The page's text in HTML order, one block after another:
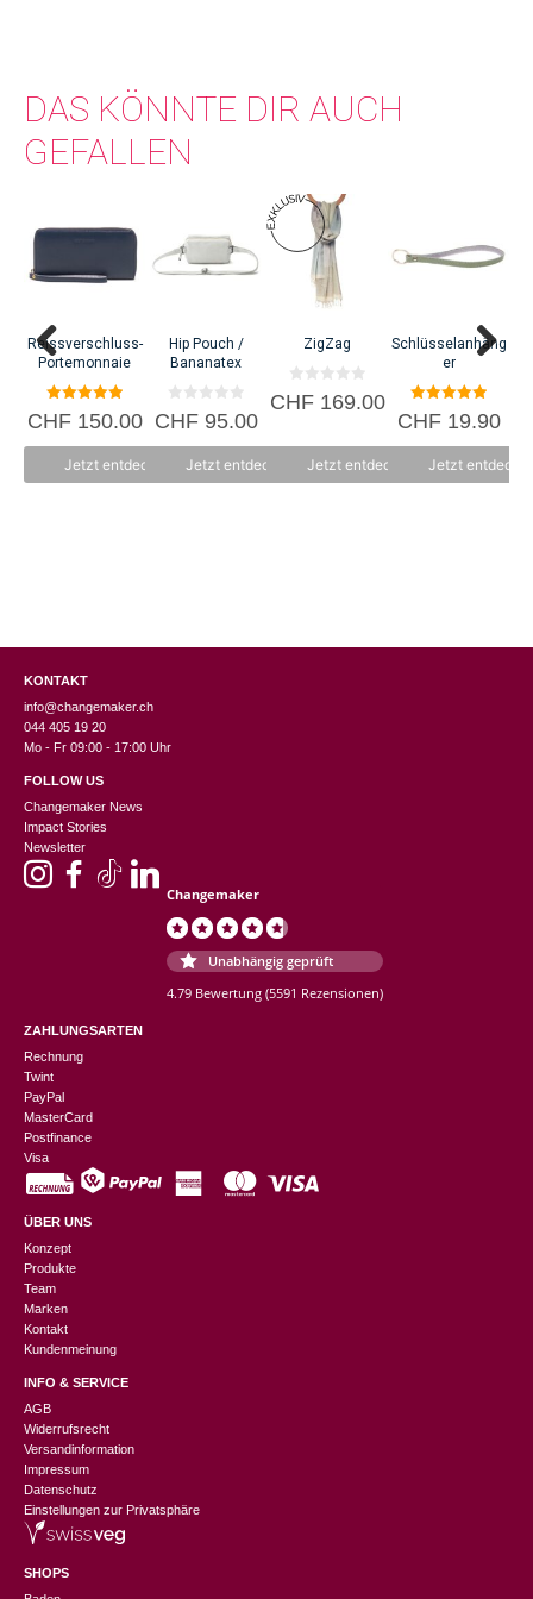
DAS KÖNNTE DIR AUCH
GEFALLEN
Reissverschluss-
Portemonnaie
5.00
von 5
CHF150.00
Jetzt entdecken
Hip Pouch /
Bananatex
0
v
CHF95.00
Jetzt entdecken
ZigZag
0
v
CHF169.00
Jetzt entdecken
Schlüsselanhäng
er
5.00
von 5
CHF19.90
Jetzt
KONTAKT
info@changemaker.ch
044 405 19 20
Mo - Fr 09:00 - 17:00 Uhr
FOLLOW US
Changemaker News
Impact Stories
Newsletter
Changemaker
Unabhängig geprüft
4.79 Bewertung (5591 Rezensionen)
ZAHLUNGSARTEN
Rechnung
Twint
PayPal
MasterCard
Postfinance
Visa
ÜBER UNS
Konzept
Produkte
Team
Marken
Kontakt
Kundenmeinung
INFO & SERVICE
AGB
Widerrufsrecht
Versandinformation
Impressum
Datenschutz
Einstellungen zur Privatsphäre
SHOPS